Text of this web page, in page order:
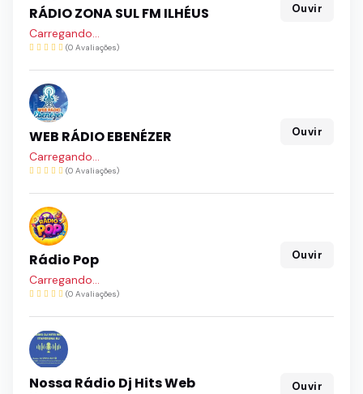
RÁDIO ZONA SUL FM ILHÉUS
Carregando...
(0 Avaliações)
Ouvir
WEB RÁDIO EBENÉZER
Carregando...
(0 Avaliações)
Ouvir
Rádio Pop
Carregando...
(0 Avaliações)
Ouvir
Nossa Rádio Dj Hits Web
Ouvir